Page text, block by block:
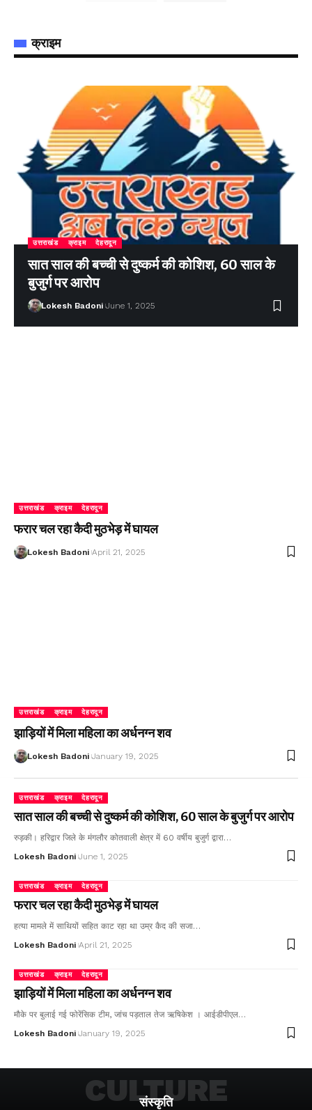
क्राइम
उत्तराखंड क्राइम देहरादून
सात साल की बच्ची से दुष्कर्म की कोशिश, 60 साल के
बुजुर्ग पर आरोप
Lokesh Badoni June 1, 2025
उत्तराखंड क्राइम देहरादून
फरार चल रहा कैदी मुठभेड़ में घायल
Lokesh Badoni April 21, 2025
उत्तराखंड क्राइम देहरादून
झाड़ियों में मिला महिला का अर्धनग्न शव
Lokesh Badoni January 19, 2025
उत्तराखंड क्राइम देहरादून
सात साल की बच्ची से दुष्कर्म की कोशिश, 60 साल के बुजुर्ग पर आरोप
रुड़की। हरिद्वार जिले के मंगलौर कोतवाली क्षेत्र में 60 वर्षीय बुजुर्ग द्वारा…
Lokesh Badoni June 1, 2025
उत्तराखंड क्राइम देहरादून
फरार चल रहा कैदी मुठभेड़ में घायल
हत्या मामले में साथियों सहित काट रहा था उम्र कैद की सजा…
Lokesh Badoni April 21, 2025
उत्तराखंड क्राइम देहरादून
झाड़ियों में मिला महिला का अर्धनग्न शव
मौके पर बुलाई गई फोरेंसिक टीम, जांच पड़ताल तेज ऋषिकेश । आईडीपीएल…
Lokesh Badoni January 19, 2025
संस्कृति
CULTURE